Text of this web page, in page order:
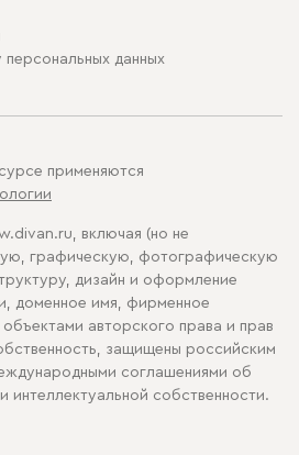
данных
применяются
включая (но не
графическую, фотографическую
дизайн и оформление
доменное имя, фирменное
авторского права и прав
защищены российским
соглашениями об
интеллектуальной собственности.